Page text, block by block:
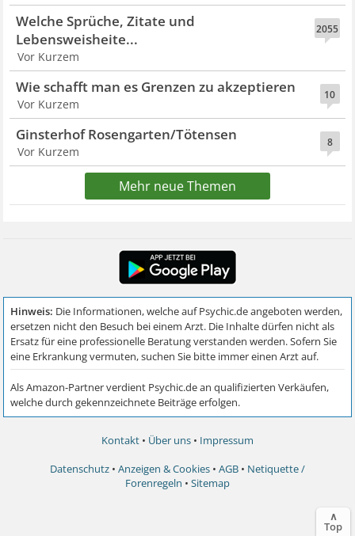
2055
Welche Sprüche, Zitate und
Lebensweisheite...
Vor Kurzem
10
Wie schafft man es Grenzen zu akzeptieren
Vor Kurzem
8
Ginsterhof Rosengarten/Tötensen
Vor Kurzem
Mehr neue Themen
Kontakt • Über uns • Impressum
Datenschutz • Anzeigen & Cookies • AGB • Netiquette /
Forenregeln • Sitemap
∧
Top